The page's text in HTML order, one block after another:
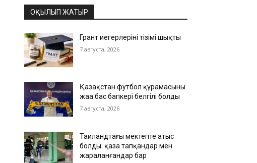
ОҚЫЛЫП ЖАТЫР
Грант иегерлерінің тізімі шықты
7 августа, 2026
Қазақстан футбол құрамасының
жаңа бас бапкері белгілі болды
7 августа, 2026
Таиландтағы мектепте атыс
болды: қаза тапқандар мен
жараланғандар бар